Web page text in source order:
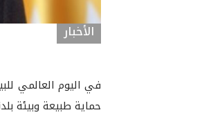
الأخبار
في اليوم العالمي
حماية طبيعة وبيئة